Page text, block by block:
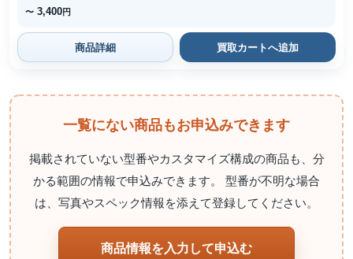
〜 3,400円
商品詳細 買取カートへ追加
一覧にない商品もお申込みできます
掲載されていない型番やカスタマイズ構成の商品も、分
かる範囲の情報で申込みできます。 型番が不明な場合
は、写真やスペック情報を添えて登録してください。
商品情報を入力して申込む